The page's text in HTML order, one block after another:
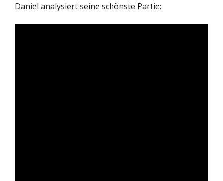
Daniel analysiert seine schönste Partie: